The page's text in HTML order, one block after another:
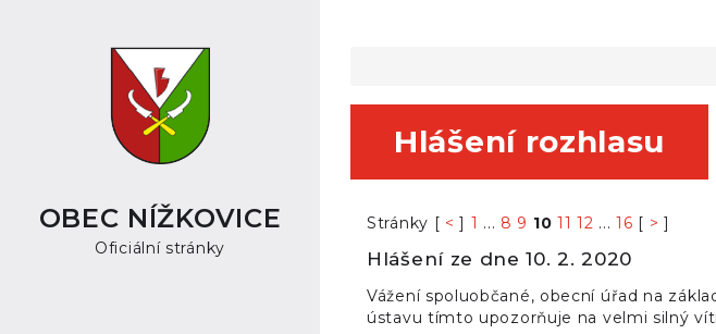
OBEC NÍŽKOVICE
Oficiální stránky
Hlášení rozhlasu
Stránky [ < ] 1 ... 8 9 10 1112 ... 16 [ > ]
Hlášení ze dne 10. 2. 2020
Vážení spoluobčané, obecní úřad na
ústavu tímto upozorňuje na velmi silný